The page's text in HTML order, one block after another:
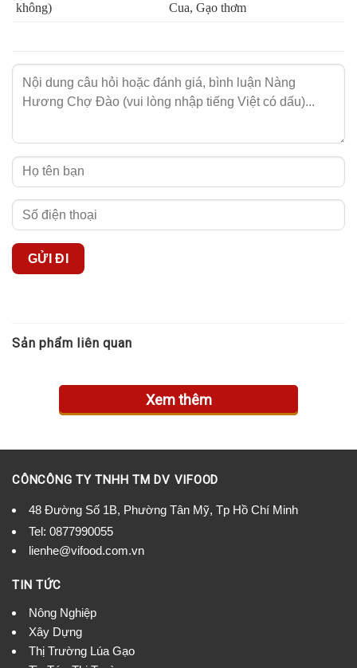
không)
Cua, Gạo thơm
Sản phẩm liên quan
Xem thêm
CÔNCÔNG TY TNHH TM DV VIFOOD
48 Đường Số 1B, Phường Tân Mỹ, Tp Hồ Chí Minh
Tel: 0877990055
lienhe@vifood.com.vn
TIN TỨC
Nông Nghiệp
Xây Dựng
Thị Trường Lúa Gạo